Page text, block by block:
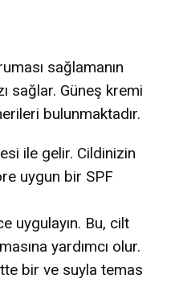
sağlamanın
sağlar. Güneş kremi
bulunmaktadır.
ile gelir. Cildinizin
uygun bir SPF
uygulayın. Bu, cilt
yardımcı olur.
bir ve suyla temas